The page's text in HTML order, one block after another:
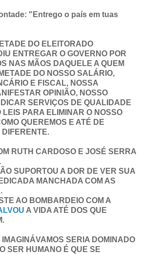
"Entrego o país em tuas
DO ELEITORADO
ENTREGAR O GOVERNO POR
NAS MÃOS DAQUELE A QUEM
DO NOSSO SALÁRIO,
E FISCAL, NOSSA
OPINIÃO, NOSSO
SERVIÇOS DE QUALIDADE
LEIS PARA ELIMINAR O NOSSO
QUEREMOS E ATÉ DE
DIFERENTE.
RUTH CARDOSO E JOSÉ SERRA
SUPORTOU A DOR DE VER SUA
MANCHADA COM AS
AO BOMBARDEIO COM A
A VIDA ATÉ DOS QUE
SERIA DOMINADO
SER HUMANO É QUE SE